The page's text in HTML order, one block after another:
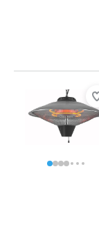
La note est de 9,3